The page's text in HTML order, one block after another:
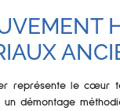
représente le cœur
démontage